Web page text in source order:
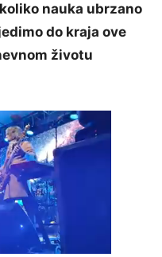
nauka ubrzano
do kraja ove
životu